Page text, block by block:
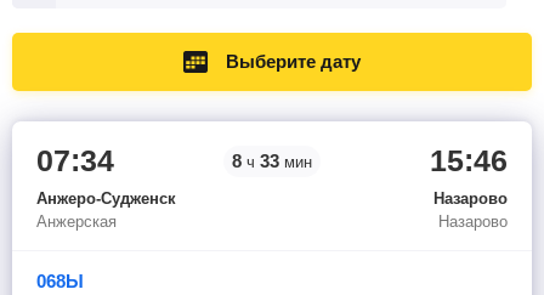
Выберите дату
07:34
Анжеро-Судженск
Анжерская
8 ч 33 мин 15:46
Назарово
Назарово
068Ы